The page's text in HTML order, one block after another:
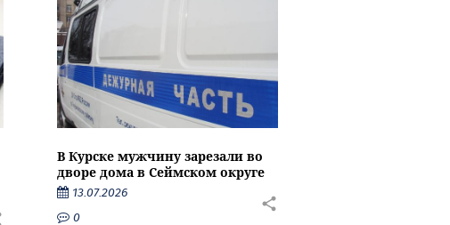
В Курске мужчину зарезали во
дворе дома в Сеймском округе
13.07.2026
0